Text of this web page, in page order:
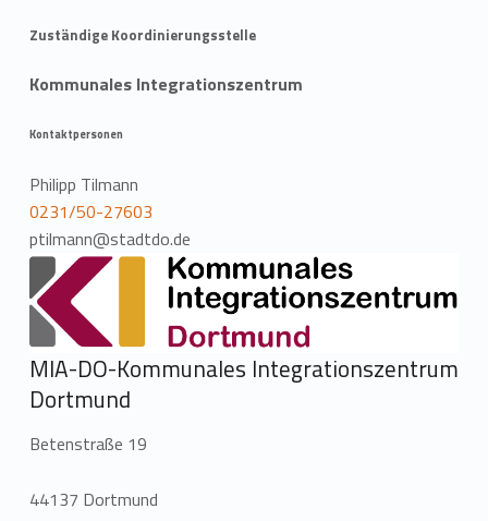
Zuständige Koordinierungsstelle
Kommunales Integrationszentrum
Kontaktpersonen
Philipp Tilmann
0231/50-27603
ptilmann@stadtdo.de
MIA-DO-Kommunales Integrationszentrum
Dortmund
Betenstraße 19
44137 Dortmund